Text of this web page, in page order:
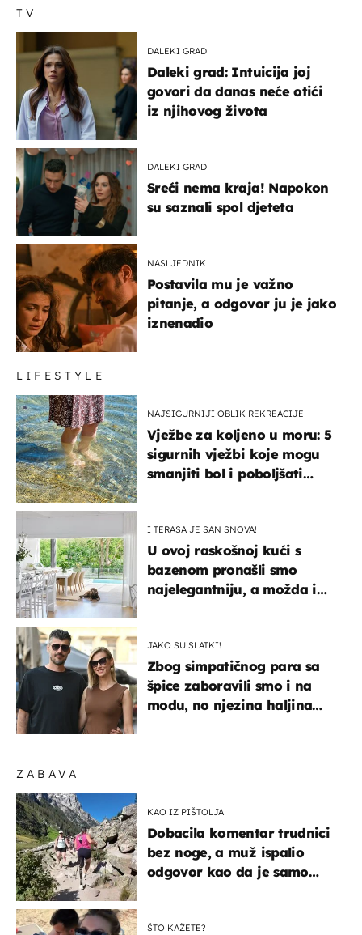
ZABAVA
KAO IZ PIŠTOLJA
Dobacila komentar trudnici
bez noge, a muž ispalio
odgovor kao da je samo
ŠTO KAŽETE?
TV
DALEKI GRAD
Daleki grad: Intuicija joj
govori da danas neće otići
iz njihovog života
DALEKI GRAD
Sreći nema kraja! Napokon
su saznali spol djeteta
NASLJEDNIK
Postavila mu je važno
pitanje, a odgovor ju je jako
iznenadio
LIFESTYLE
NAJSIGURNIJI OBLIK REKREACIJE
Vježbe za koljeno u moru: 5
sigurnih vježbi koje mogu
smanjiti bol i poboljšati
I TERASA JE SAN SNOVA!
U ovoj raskošnoj kući s
bazenom pronašli smo
najelegantniju, a možda i
JAKO SU SLATKI!
Zbog simpatičnog para sa
špice zaboravili smo i na
modu, no njezina haljina